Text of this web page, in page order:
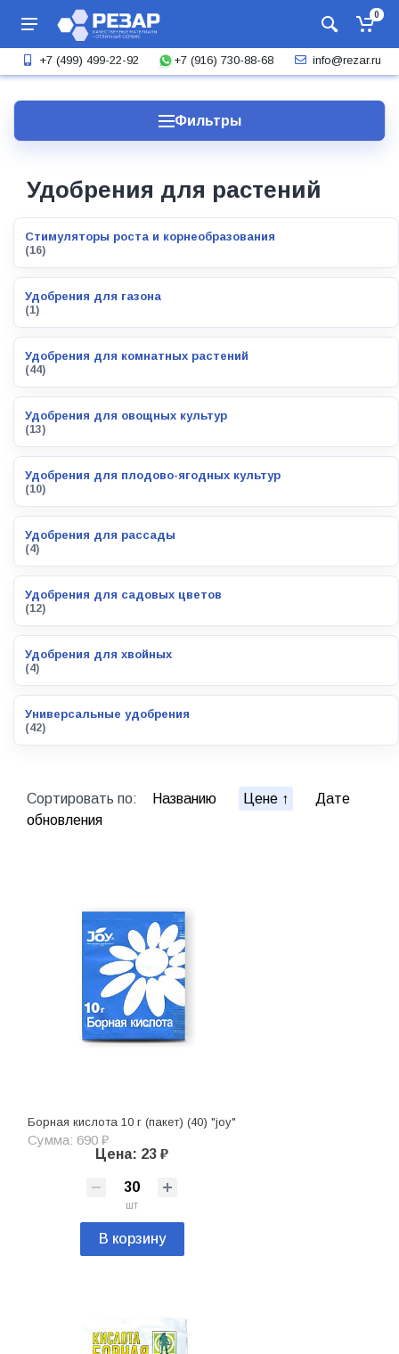
0
+7 (499) 499-22-92 +7 (916) 730-88-68 info@rezar.ru
Фильтры
Удобрения для растений
Стимуляторы роста и корнеобразования
(16)
Удобрения для газона
(1)
Удобрения для комнатных растений
(44)
Удобрения для овощных культур
(13)
Удобрения для плодово-ягодных культур
(10)
Удобрения для рассады
(4)
Удобрения для садовых цветов
(12)
Удобрения для хвойных
(4)
Универсальные удобрения
(42)
Сортировать по: Названию Цене
Дате
обновления
Борная кислота 10 г (пакет) (40) "joy"
Сумма: 690 ₽
Цена: 23 ₽
шт
В корзину